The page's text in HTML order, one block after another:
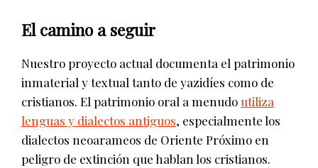
El camino a seguir
Nuestro proyecto actual documenta el patrimonio
inmaterial y textual tanto de yazidíes como de
cristianos. El patrimonio oral a menudoutiliza
lenguas y dialectos antiguos, especialmente los
dialectos neoarameos de Oriente Próximo en
peligro de extinción que hablan los cristianos.